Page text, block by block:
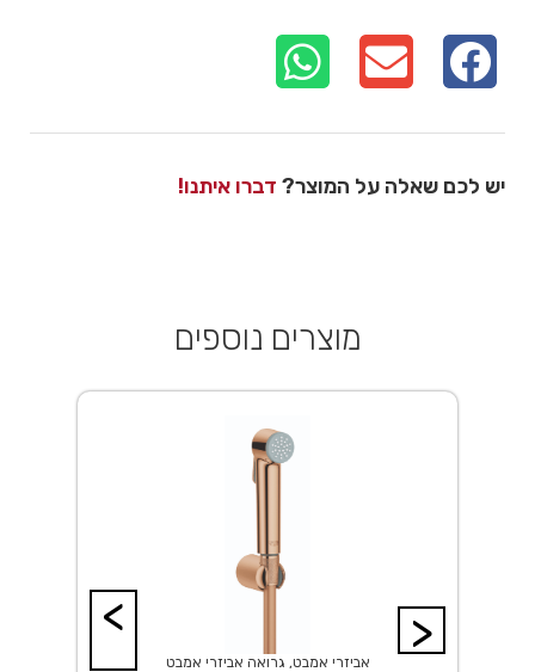
יש לכם שאלה על המוצר? דברו איתנו!
מוצרים נוספים
>
אביזרי אמבט, גרואה אביזרי אמבט
<